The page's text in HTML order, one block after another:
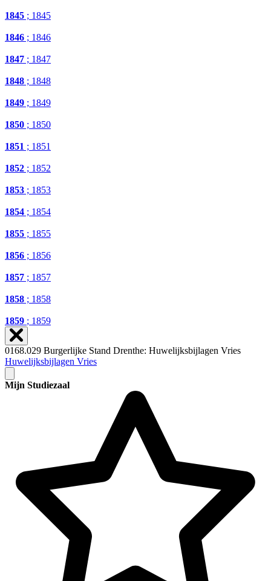
1845 ; 1845
1846 ; 1846
1847 ; 1847
1848 ; 1848
1849 ; 1849
1850 ; 1850
1851 ; 1851
1852 ; 1852
1853 ; 1853
1854 ; 1854
1855 ; 1855
1856 ; 1856
1857 ; 1857
1858 ; 1858
1859 ; 1859
0168.029 Burgerlijke Stand Drenthe: Huwelijksbijlagen Vries
Huwelijksbijlagen Vries
Mijn Studiezaal